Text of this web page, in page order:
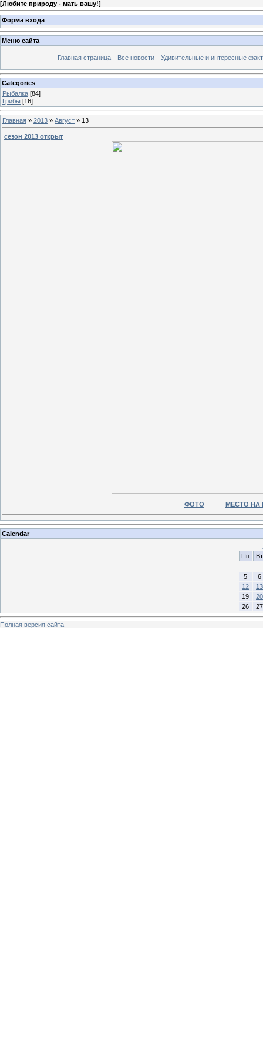
[Любите природу - мать вашу!]
Форма входа
Меню сайта
Главная страница Все новости Удивительные и интересные
Categories
Рыбалка [84]
Грибы [16]
Главная » 2013 » Август » 13
сезон 2013 открыт
ФОТО МЕСТО НА
Calendar
Пн
Вт
5
6
12
13
19
20
26
27
Полная версия сайта